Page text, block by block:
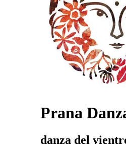
Prana
danza del